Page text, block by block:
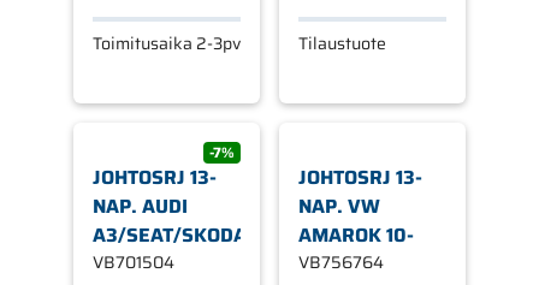
Toimitusaika 2-3pv Tilaustuote
-7%
JOHTOSRJ 13-
NAP. AUDI
A3/SEAT/SKODA/VW
VB701504
JOHTOSRJ 13-
NAP. VW
AMAROK 10-
VB756764